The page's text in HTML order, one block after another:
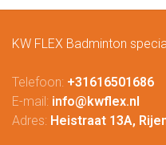
KW FLEX Badminton
Telefoon: +31616501686
E-mail: info@kwflex.nl
Adres: Heistraat 13A,